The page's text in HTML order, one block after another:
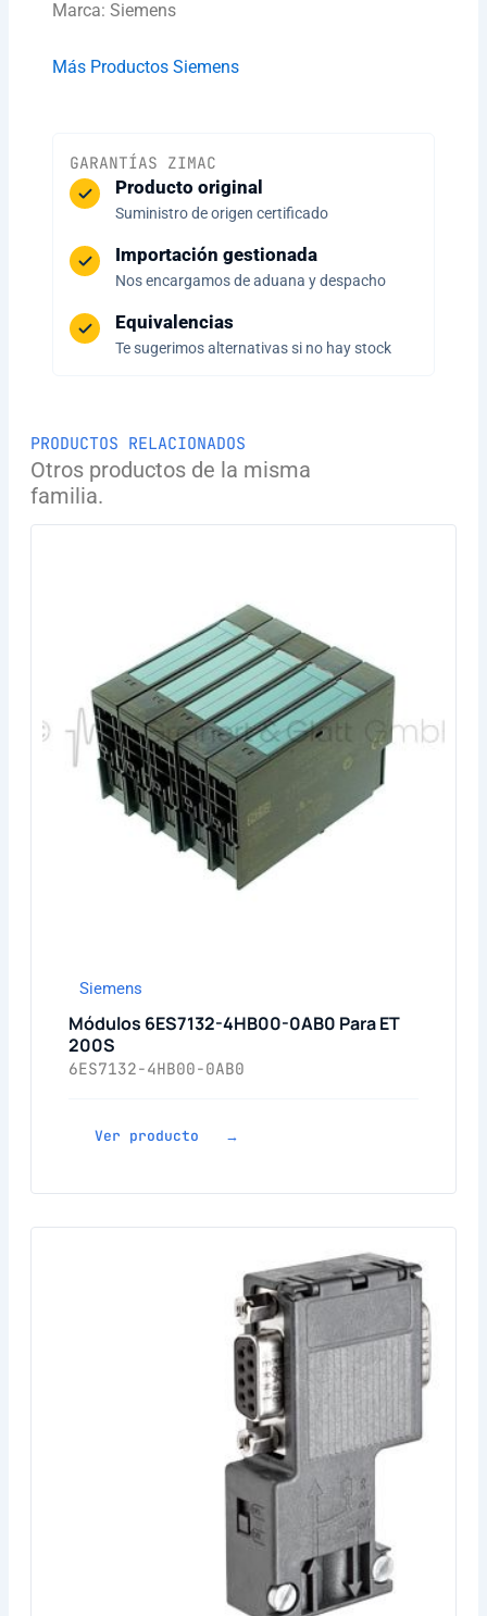
Marca: Siemens
Más Productos Siemens
GARANTÍAS ZIMAC
Producto original
Suministro de origen certificado
Importación gestionada
Nos encargamos de aduana y despacho
Equivalencias
Te sugerimos alternativas si no hay stock
PRODUCTOS RELACIONADOS
Otros productos de la misma
familia.
Siemens
Módulos 6ES7132-4HB00-0AB0 Para ET
200S
6ES7132-4HB00-0AB0
Ver producto →